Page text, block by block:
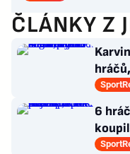
ČLÁNKY Z
6
po